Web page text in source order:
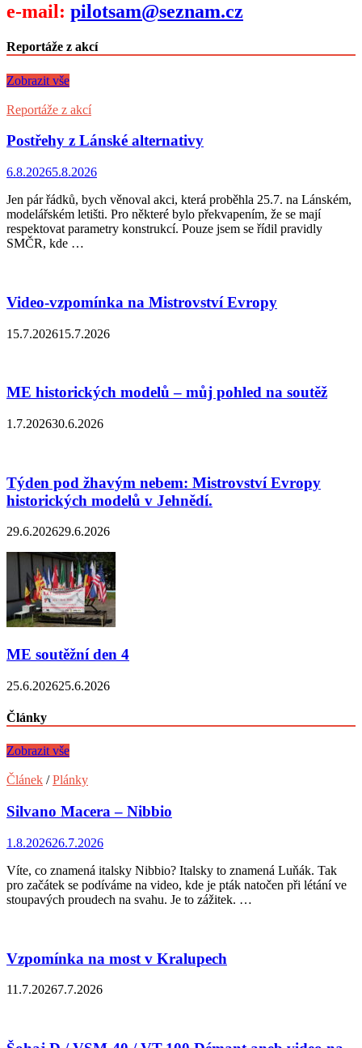
e-mail: pilotsam@seznam.cz
Reportáže z akcí
Zobrazit vše
Reportáže z akcí
Postřehy z Lánské alternativy
6.8.20265.8.2026
Jen pár řádků, bych věnoval akci, která proběhla 25.7. na Lánském,
modelářském letišti. Pro některé bylo překvapením, že se mají
respektovat parametry konstrukcí. Pouze jsem se řídil pravidly
SMČR, kde …
Video-vzpomínka na Mistrovství Evropy
15.7.202615.7.2026
ME historických modelů – můj pohled na soutěž
1.7.202630.6.2026
Týden pod žhavým nebem: Mistrovství Evropy
historických modelů v Jehnědí.
29.6.202629.6.2026
ME soutěžní den 4
25.6.202625.6.2026
Články
Zobrazit vše
Článek /Plánky
Silvano Macera – Nibbio
1.8.202626.7.2026
Víte, co znamená italsky Nibbio? Italsky to znamená Luňák. Tak
pro začátek se podíváme na video, kde je pták natočen při létání ve
stoupavých proudech na svahu. Je to zážitek. …
Vzpomínka na most v Kralupech
11.7.20267.7.2026